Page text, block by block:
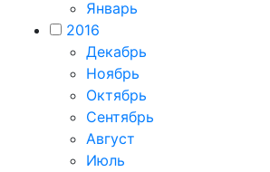
Январь
2016
Декабрь
Ноябрь
Октябрь
Сентябрь
Август
Июль